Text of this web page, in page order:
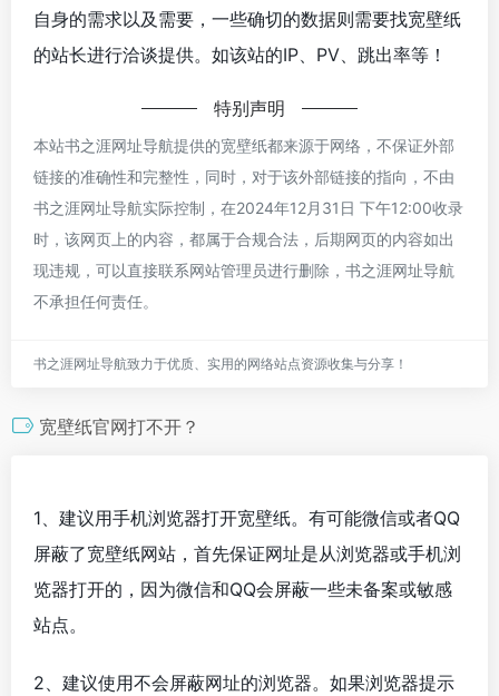
自身的需求以及需要，一些确切的数据则需要找宽壁纸
的站长进行洽谈提供。如该站的IP、PV、跳出率等！
特别声明
本站书之涯网址导航提供的宽壁纸都来源于网络，不保证外部
链接的准确性和完整性，同时，对于该外部链接的指向，不由
书之涯网址导航实际控制，在2024年12月31日 下午12:00收录
时，该网页上的内容，都属于合规合法，后期网页的内容如出
现违规，可以直接联系网站管理员进行删除，书之涯网址导航
不承担任何责任。
书之涯网址导航致力于优质、实用的网络站点资源收集与分享！
宽壁纸官网打不开？
1、建议用手机浏览器打开宽壁纸。有可能微信或者QQ
屏蔽了宽壁纸网站，首先保证网址是从浏览器或手机浏
览器打开的，因为微信和QQ会屏蔽一些未备案或敏感
站点。
2、建议使用不会屏蔽网址的浏览器。如果浏览器提示